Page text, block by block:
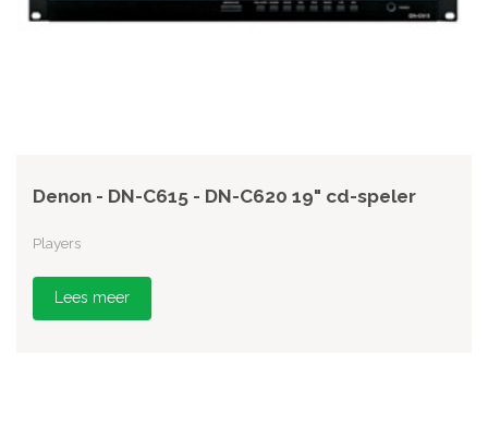
Denon - DN-C615 - DN-C620 19" cd-speler
Players
Lees meer